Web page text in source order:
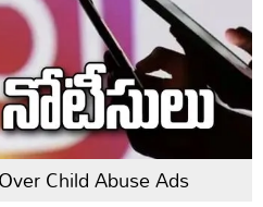
Child Abuse Ads